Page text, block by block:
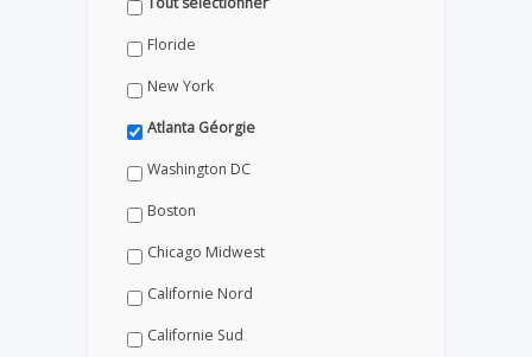
Floride
New York
Atlanta Géorgie
Washington DC
Boston
Chicago Midwest
Californie Nord
Californie Sud